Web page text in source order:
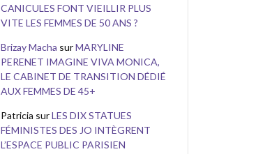
CANICULES FONT VIEILLIR PLUS
VITE LES FEMMES DE 50 ANS ?
Brizay Macha surMARYLINE
PERENET IMAGINE VIVA MONICA,
LE CABINET DE TRANSITION DÉDIÉ
AUX FEMMES DE 45+
Patricia surLES DIX STATUES
FÉMINISTES DES JO INTÈGRENT
L’ESPACE PUBLIC PARISIEN